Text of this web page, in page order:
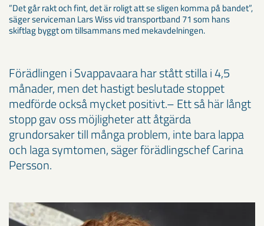
”Det går rakt och fint, det är roligt att se sligen komma på bandet”,
säger serviceman Lars Wiss vid transportband 71 som hans
skiftlag byggt om tillsammans med mekavdelningen.
Förädlingen i Svappavaara har stått stilla i 4,5
månader, men det hastigt beslutade stoppet
medförde också mycket positivt.– Ett så här långt
stopp gav oss möjligheter att åtgärda
grundorsaker till många problem, inte bara lappa
och laga symtomen, säger förädlingschef Carina
Persson.